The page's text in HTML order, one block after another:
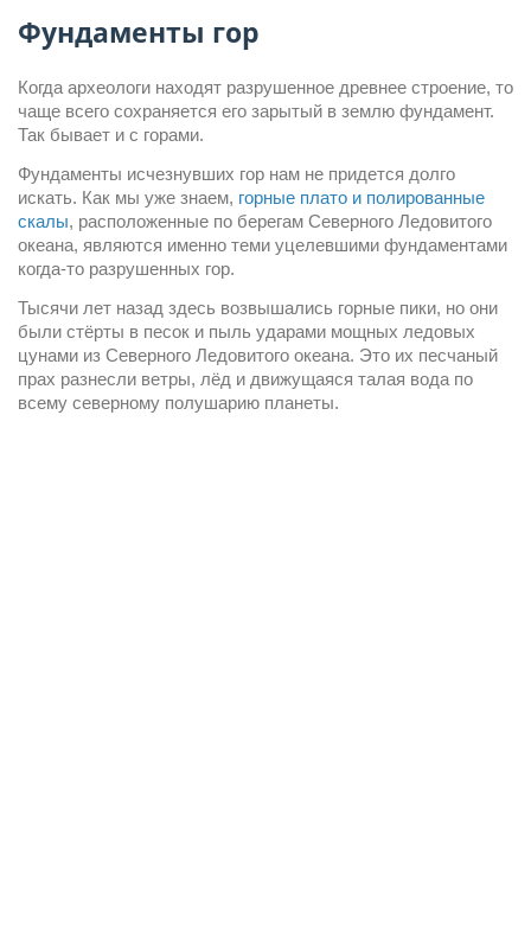
Фундаменты гор
Когда археологи находят разрушенное древнее строение, то
чаще всего сохраняется его зарытый в землю фундамент.
Так бывает и с горами.
Фундаменты исчезнувших гор нам не придется долго
искать. Как мы уже знаем, горные плато и полированные
скалы, расположенные по берегам Северного Ледовитого
океана, являются именно теми уцелевшими фундаментами
когда-то разрушенных гор.
Тысячи лет назад здесь возвышались горные пики, но они
были стёрты в песок и пыль ударами мощных ледовых
цунами из Северного Ледовитого океана. Это их песчаный
прах разнесли ветры, лёд и движущаяся талая вода по
всему северному полушарию планеты.